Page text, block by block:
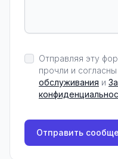
Отправляя эту
прочли и
обслуживания и
Отправить